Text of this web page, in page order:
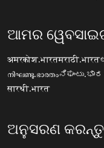
ଆମର
अमरकोश.भारतमराठी.भारत
നിഘണ്ടു.ഭാരതം
सारथी.भारत
ଅନୁସରଣ କରନ୍ତୁ